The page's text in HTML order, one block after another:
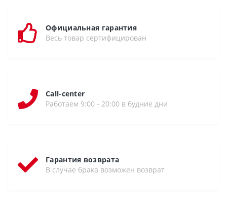
Официальная гарантия
Весь товар сертифицирован
Call-center
Работаем 9:00 - 20:00 в будние дни
Гарантия возврата
В случае брака возможен возврат